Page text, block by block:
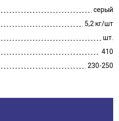
серый
5,2 кг/шт
шт.
410
230-250